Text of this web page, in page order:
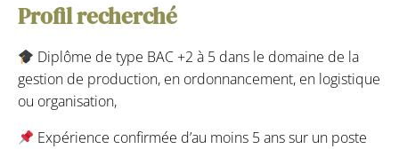
Profil recherché
Diplôme de type BAC +2 à 5 dans le domaine de la
gestion de production, en ordonnancement, en logistique
ou organisation,
Expérience confirmée d’au moins 5 ans sur un poste